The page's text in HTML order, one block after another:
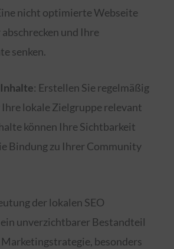
nicht optimierte Webseite
und Ihre
senken.
: Erstellen Sie regelmäßig
lokale Zielgruppe relevant
können Ihre Sichtbarkeit
Bindung zu Ihrer Community
der lokalen SEO
ein unverzichtbarer Bestandteil
besonders